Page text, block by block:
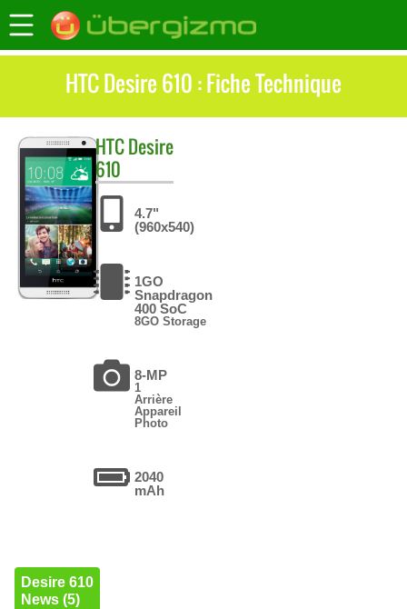
HTC Desire 610 : Fiche Technique
HTCDesire
610
4.7"
(960x540)
1GO
Snapdragon
400 SoC
8GO Storage
8-MP
1
Arrière
Appareil
Photo
2040
mAh
Desire 610
News (5)